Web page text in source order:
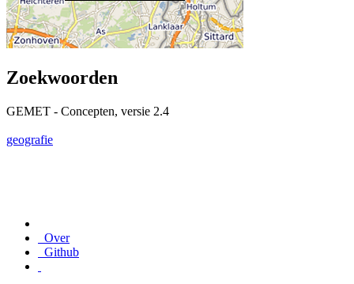
Zoekwoorden
GEMET - Concepten, versie 2.4
geografie
Over
Github